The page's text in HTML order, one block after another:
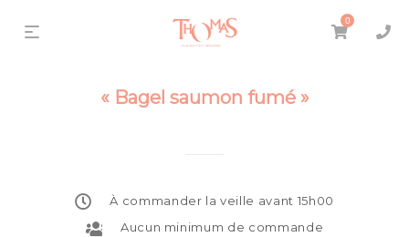
0
« Bagel saumon fumé »
À commander la veille avant 15h00
Aucun minimum de commande